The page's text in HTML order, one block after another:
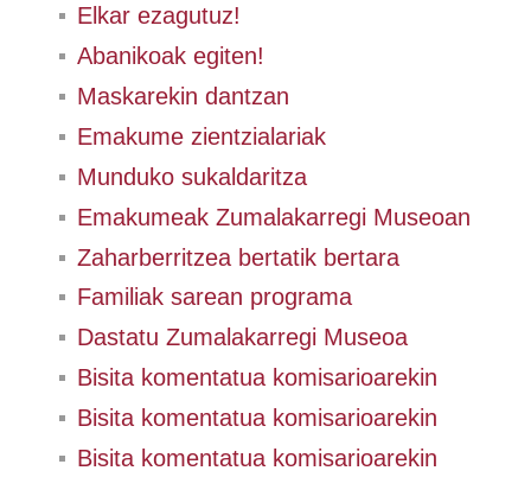
Elkar ezagutuz!
Abanikoak egiten!
Maskarekin dantzan
Emakume zientzialariak
Munduko sukaldaritza
Emakumeak Zumalakarregi Museoan
Zaharberritzea bertatik bertara
Familiak sarean programa
Dastatu Zumalakarregi Museoa
Bisita komentatua komisarioarekin
Bisita komentatua komisarioarekin
Bisita komentatua komisarioarekin